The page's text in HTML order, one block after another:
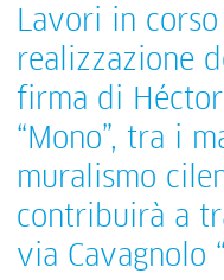
Lavori in
realizzazione
firma di Héctor
“Mono”, tra i
muralismo
contribuirà a
via Cavagnolo